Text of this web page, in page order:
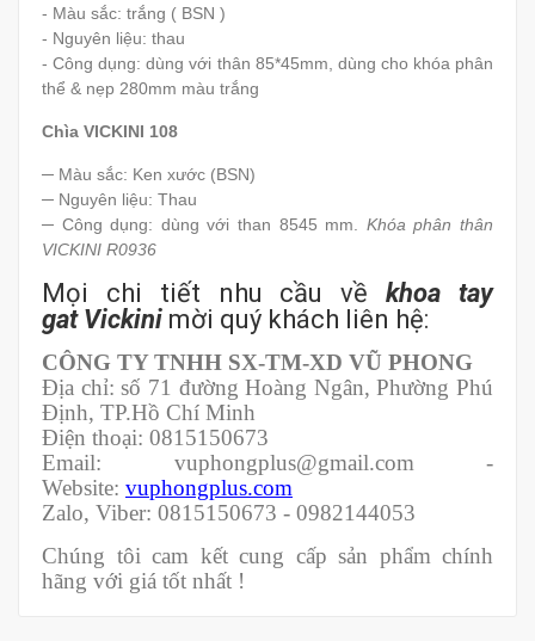
- Màu sắc: trắng ( BSN )
- Nguyên liệu: thau
- Công dụng: dùng với thân 85*45mm, dùng cho khóa phân
thể & nẹp 280mm màu trắng
Chìa VICKINI 108
─ Màu sắc: Ken xước (BSN)
─ Nguyên liệu: Thau
─ Công dụng: dùng với than 8545 mm. Khóa phân thân
VICKINI R0936
Mọi chi tiết nhu cầu vềkhoa tay
gat Vickini mời quý khách liên hệ:
CÔNG TY TNHH SX-TM-XD VŨ PHONG
Địa chỉ: số 71 đường Hoàng Ngân, Phường Phú
Định, TP.Hồ Chí Minh
Điện thoại: 0815150673
Email: vuphongplus@gmail.com -
Website: vuphongplus.com
Zalo, Viber: 0815150673 - 0982144053
Chúng tôi cam kết cung cấp sản phẩm chính
hãng với giá tốt nhất !